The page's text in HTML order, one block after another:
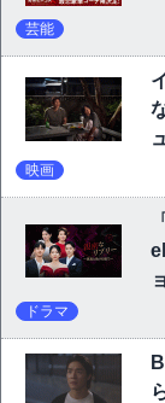
芸能
映画
ドラマ